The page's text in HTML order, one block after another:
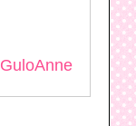
GuloAnne